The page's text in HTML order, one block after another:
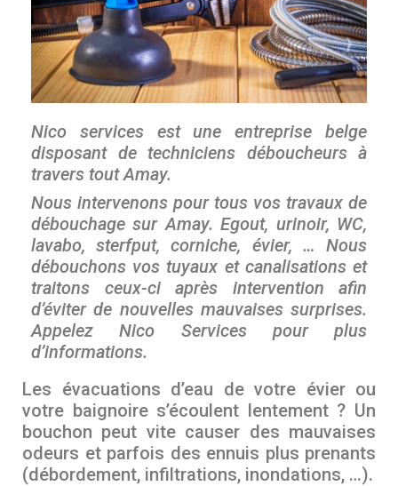
Nico services est une entreprise belge
disposant de techniciens déboucheurs à
travers tout Amay.
Nous intervenons pour tous vos travaux de
débouchage sur Amay. Egout, urinoir, WC,
lavabo, sterfput, corniche, évier, … Nous
débouchons vos tuyaux et canalisations et
traitons ceux-ci après intervention afin
d’éviter de nouvelles mauvaises surprises.
Appelez Nico Services pour plus
d’informations.
Les évacuations d’eau de votre évier ou
votre baignoire s’écoulent lentement ? Un
bouchon peut vite causer des mauvaises
odeurs et parfois des ennuis plus prenants
(débordement, infiltrations, inondations, …).